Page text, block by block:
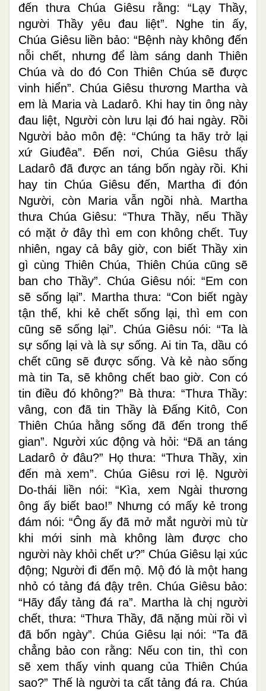
đến thưa Chúa Giêsu rằng: “Lạy Thầy,
người Thầy yêu đau liệt”. Nghe tin ấy,
Chúa Giêsu liền bảo: “Bệnh này không đến
nỗi chết, nhưng để làm sáng danh Thiên
Chúa và do đó Con Thiên Chúa sẽ được
vinh hiển”. Chúa Giêsu thương Martha và
em là Maria và Ladarô. Khi hay tin ông này
đau liệt, Người còn lưu lại đó hai ngày. Rồi
Người bảo môn đệ: “Chúng ta hãy trở lại
xứ Giuđêa”. Ðến nơi, Chúa Giêsu thấy
Ladarô đã được an táng bốn ngày rồi. Khi
hay tin Chúa Giêsu đến, Martha đi đón
Người, còn Maria vẫn ngồi nhà. Martha
thưa Chúa Giêsu: “Thưa Thầy, nếu Thầy
có mặt ở đây thì em con không chết. Tuy
nhiên, ngay cả bây giờ, con biết Thầy xin
gì cùng Thiên Chúa, Thiên Chúa cũng sẽ
ban cho Thầy”. Chúa Giêsu nói: “Em con
sẽ sống lại”. Martha thưa: “Con biết ngày
tận thế, khi kẻ chết sống lại, thì em con
cũng sẽ sống lại”. Chúa Giêsu nói: “Ta là
sự sống lại và là sự sống. Ai tin Ta, dầu có
chết cũng sẽ được sống. Và kẻ nào sống
mà tin Ta, sẽ không chết bao giờ. Con có
tin điều đó không?” Bà thưa: “Thưa Thầy:
vâng, con đã tin Thầy là Ðấng Kitô, Con
Thiên Chúa hằng sống đã đến trong thế
gian”. Người xúc động và hỏi: “Ðã an táng
Ladarô ở đâu?” Họ thưa: “Thưa Thầy, xin
đến mà xem”. Chúa Giêsu rơi lệ. Người
Do-thái liền nói: “Kìa, xem Ngài thương
ông ấy biết bao!” Nhưng có mấy kẻ trong
đám nói: “Ông ấy đã mở mắt người mù từ
khi mới sinh mà không làm được cho
người này khỏi chết ư?” Chúa Giêsu lại xúc
động; Người đi đến mộ. Mộ đó là một hang
nhỏ có tảng đá đậy trên. Chúa Giêsu bảo:
“Hãy đẩy tảng đá ra”. Martha là chị người
chết, thưa: “Thưa Thầy, đã nặng mùi rồi vì
đã bốn ngày”. Chúa Giêsu lại nói: “Ta đã
chẳng bảo con rằng: Nếu con tin, thì con
sẽ xem thấy vinh quang của Thiên Chúa
sao?” Thế là người ta cất tảng đá ra. Chúa